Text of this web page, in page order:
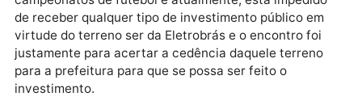
Localizada no Bairro Areal, a AFA é um campo de
futebol de várzea com uma quadra coberta que
as comunidades de vários bairros adjacentes como o
Tucumanzal, Baixa da União, Ferro Velho, Vila Tupi e
Mato Grosso. No local onde ocorrem tradicionais